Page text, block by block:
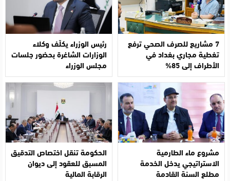
7 مشاريع للصرف الصحي ترفع
تغطية مجاري بغداد في
الأطراف إلى 85%
رئيس الوزراء يكلّف وكلاء
الوزارات الشاغرة بحضور جلسات
مجلس الوزراء
مشروع ماء الطارمية
الاستراتيجي يدخل الخدمة
مطلع السنة القادمة
الحكومة تنقل اختصاص التدقيق
المسبق للعقود إلى ديوان
الرقابة المالية